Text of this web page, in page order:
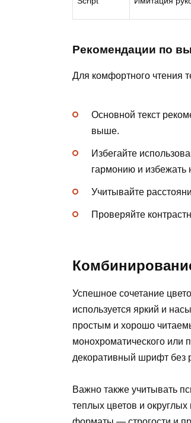
Рекомендации по
Для комфортного чтения
Основной текст
выше.
Избегайте
гармонию и избежать
Учитывайте
Проверяйте
Успешное сочетание
используется яркий и
простым и хорошо
монохроматического или
декоративный шрифт без
Важно также учитывать
теплых цветов и